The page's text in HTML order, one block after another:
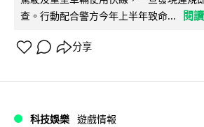
查。行動配合警方今年上半年致命...
閱
分享
科技娛樂 遊戲情報